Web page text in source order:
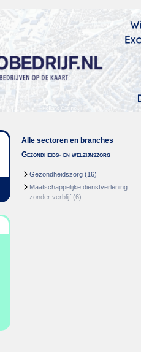
Alle sectoren en branches
Gezondheids- en welzijnszorg
Gezondheidszorg (16)
Maatschappelijke dienstverlening
zonder verblijf (6)